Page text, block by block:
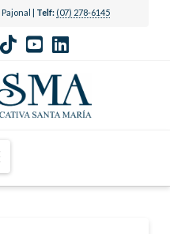
| Telf: (07) 278-6145